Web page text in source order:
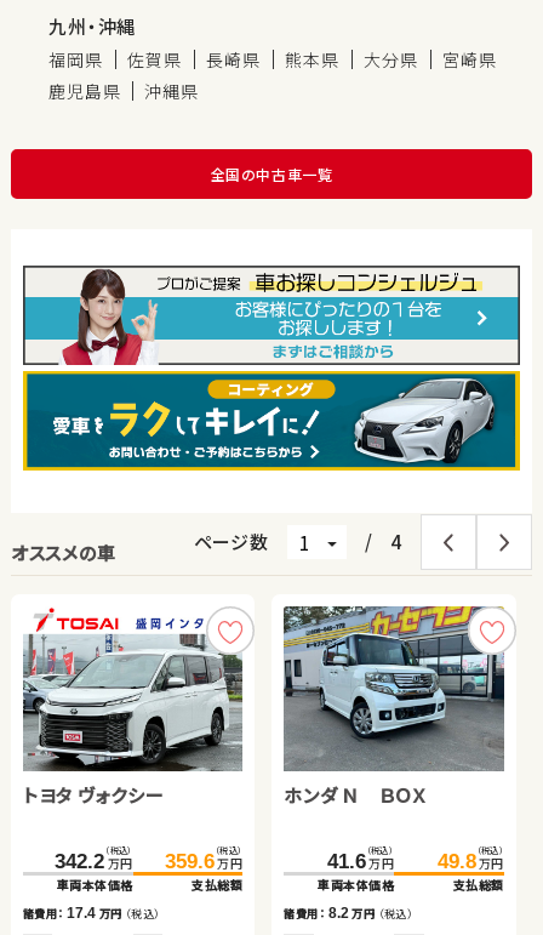
九州・沖縄
福岡県 佐賀県 長崎県 熊本県 大分県
宮崎県
鹿児島県
沖縄県
全国の中古車一覧
オススメの車 ページ数 / 4
トヨタ ヴォクシー
342.2 （税込）
万円
車両本体価格
359.6 （税込）
万円
支払総額
諸費用：17.4 万円 （税込）
ホンダ Ｎ ＢＯＸ
41.6 （税込）
万円
車両本体価格
49.8 （税込）
万円
支払総額
諸費用： 8.2万円 （税込）
スズキ ワゴンＲ
63.0 （税込）
万円
車両本体価格
70.5 （税込）
万円
支払総額
諸費用：7.5万円（税込）
スズキ ジムニーシエラ
267.2万円
トヨタ ルーミー
131.2 （税込）
万円
車両本体価格
138.0 （税込）
万円
支払総額
諸費用：6.8万円（税込）
ダイハツ ムーヴ キャンバ
109.0 （税込）
万円
車両本体価格
119.9 （税込）
万円
支払総額
諸費用： 10.9万円（税込）
ホンダ フリード ハイブリ
171.0 （税込）
万円
車両本体価格
179.9 （税込）
万円
支払総額
諸費用：8.9万円（税込）
日産 エクストレイル
159.5 （税込）
万円
車両本体価格
164.8 （税込）
万円
支払総額
諸費用： 5.3万円 （税込）